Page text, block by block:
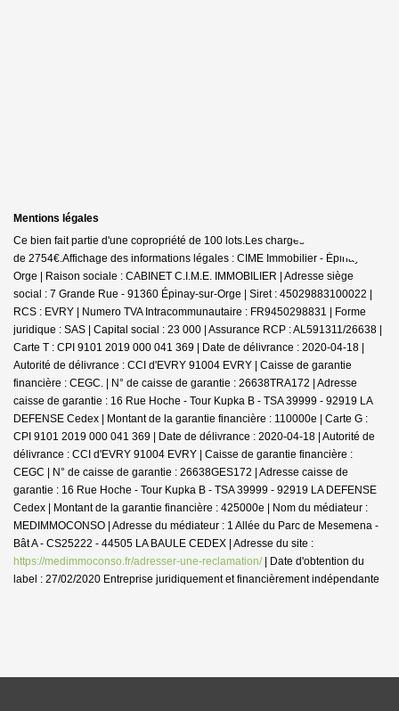
Mentions légales
Ce bien fait partie d'une copropriété de 100 lots.Les charges annuelles sont
de 2754€.Affichage des informations légales : CIME Immobilier - Épinay-sur-
Orge | Raison sociale : CABINET C.I.M.E. IMMOBILIER | Adresse siège
social : 7 Grande Rue - 91360 Épinay-sur-Orge | Siret : 45029883100022 |
RCS : EVRY | Numero TVA Intracommunautaire : FR9450298831 | Forme
juridique : SAS | Capital social : 23 000 | Assurance RCP : AL591311/26638 |
Carte T : CPI 9101 2019 000 041 369 | Date de délivrance : 2020-04-18 |
Autorité de délivrance : CCI d'EVRY 91004 EVRY | Caisse de garantie
financière : CEGC. | N° de caisse de garantie : 26638TRA172 | Adresse
caisse de garantie : 16 Rue Hoche - Tour Kupka B - TSA 39999 - 92919 LA
DEFENSE Cedex | Montant de la garantie financière : 110000e | Carte G :
CPI 9101 2019 000 041 369 | Date de délivrance : 2020-04-18 | Autorité de
délivrance : CCI d'EVRY 91004 EVRY | Caisse de garantie financière :
CEGC | N° de caisse de garantie : 26638GES172 | Adresse caisse de
garantie : 16 Rue Hoche - Tour Kupka B - TSA 39999 - 92919 LA DEFENSE
Cedex | Montant de la garantie financière : 425000e | Nom du médiateur :
MEDIMMOCONSO | Adresse du médiateur : 1 Allée du Parc de Mesemena -
Bât A - CS25222 - 44505 LA BAULE CEDEX | Adresse du site :
https://medimmoconso.fr/adresser-une-reclamation/| Date d'obtention du
label : 27/02/2020 Entreprise juridiquement et financièrement indépendante